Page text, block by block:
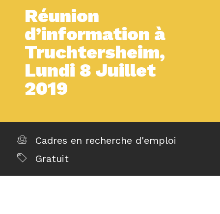
Réunion
d’information à
Truchtersheim,
Lundi 8 Juillet
2019
Cadres en recherche d'emploi
Gratuit